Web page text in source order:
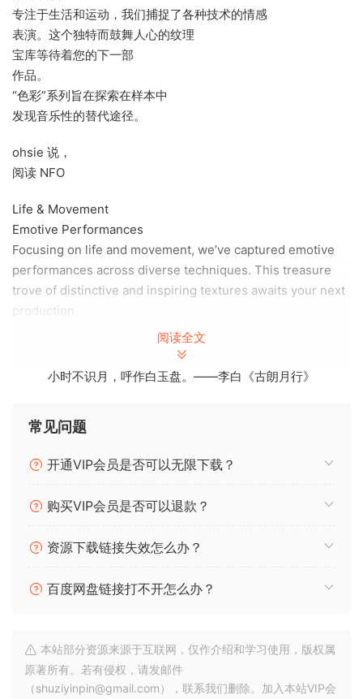
专注于生活和运动，我们捕捉了各种技术的情感
表演。这个独特而鼓舞人心的纹理
宝库等待着您的下一部
作品。
“色彩”系列旨在探索在样本中
发现音乐性的替代途径。
ohsie 说，
阅读 NFO
Life & Movement
Emotive Performances
Focusing on life and movement, we’ve captured emotive
performances across diverse techniques. This treasure
trove of distinctive and inspiring textures awaits your next
production.
The Colors series aims to explore alternative avenues for
uncovering musicality within the samples.
阅读全文
小时不识月，呼作白玉盘。——李白《古朗月行》
常见问题
开通VIP会员是否可以无限下载？
购买VIP会员是否可以退款？
资源下载链接失效怎么办？
百度网盘链接打不开怎么办？
本站部分资源来源于互联网，仅作介绍和学习使用，版权属
原著所有。若有侵权，请发邮件
（shuziyinpin@gmail.com），联系我们删除。加入本站VIP会